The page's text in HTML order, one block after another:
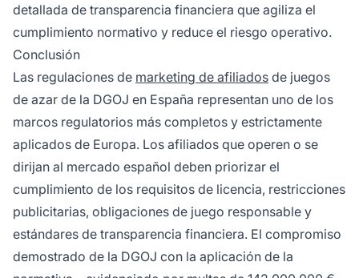
detallada de transparencia financiera que agiliza el
cumplimiento normativo y reduce el riesgo operativo.
Conclusión
Las regulaciones de marketing de afiliados de juegos
de azar de la DGOJ en España representan uno de los
marcos regulatorios más completos y estrictamente
aplicados de Europa. Los afiliados que operen o se
dirijan al mercado español deben priorizar el
cumplimiento de los requisitos de licencia, restricciones
publicitarias, obligaciones de juego responsable y
estándares de transparencia financiera. El compromiso
demostrado de la DGOJ con la aplicación de la